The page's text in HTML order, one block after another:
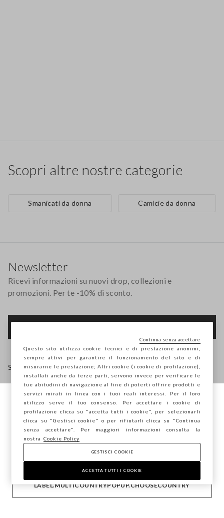
Scopri altre nostre categorie
Smanicati da donna Camicie da donna
AIUTO
AZIENDA
CONTATTI
Newsletter
Ricevi informazioni su nuovi drop, collezioni e
promozioni. Per te -10% di sconto.
Seguici su
IT
Stai navigando su STEFANEL Italia, vuoi
salvare la tua posizione?
CONFERMA
LABEL.MULTICOUNTRYPOPUP.CHOOSECOUNTRY
Questo sito utilizza cookie tecnici e di prestazione anonimi,
sempre attivi per garantire il funzionamento del sito e di
misurarne le prestazione; Altri cookie (i cookie di profilazione),
installati anche da terze parti, servono invece per verificare le
tue abitudini di navigazione al fine di poterti offrire prodotti e
servizi mirati in linea con i tuoi reali interessi. Per il loro
utilizzo serve il tuo consenso. Per accettare i cookie di
profilazione clicca su "accetta tutti i cookie", per selezionarli
clicca su "Gestisci cookie" o per rifiutarli clicca su "Continua
senza accettare". Per maggiori informazioni consulta la
nostra
Cookie Policy
GESTISCI COOKIE
ACCETTA TUTTI I COOKIE
Continua senza accettare